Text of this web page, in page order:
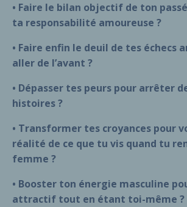
• Faire le bilan objectif de ton
ta responsabilité amoureuse ?
• Faire enfin le deuil de tes échecs
aller de l’avant ?
• Dépasser tes peurs pour arrêter
histoires ?
• Transformer tes croyances pour
réalité de ce que tu vis quand tu
femme ?
• Booster ton énergie masculine
attractif tout en étant toi-même ?